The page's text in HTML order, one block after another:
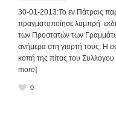
30-01-2013:Το εν Πάτραις
πραγματοποίησε λαμπρή
των Προστατών των
ανήμερα στη γιορτή τους. Η
κοπή της πίτας του
more]
0